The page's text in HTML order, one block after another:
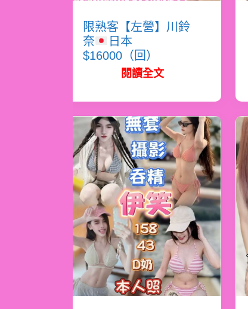
限熟客【左營】川鈴
奈
日本
$16000（回）
閱讀全文